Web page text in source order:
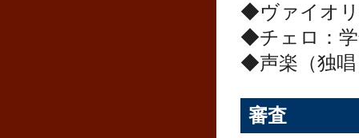
◆ヴァイオ
◆チェロ：
◆声楽（独唱
審査